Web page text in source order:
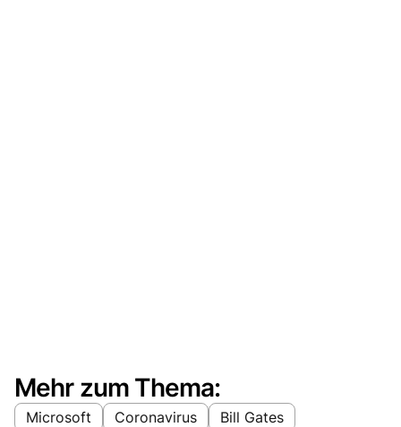
Mehr zum Thema:
Microsoft Coronavirus Bill Gates